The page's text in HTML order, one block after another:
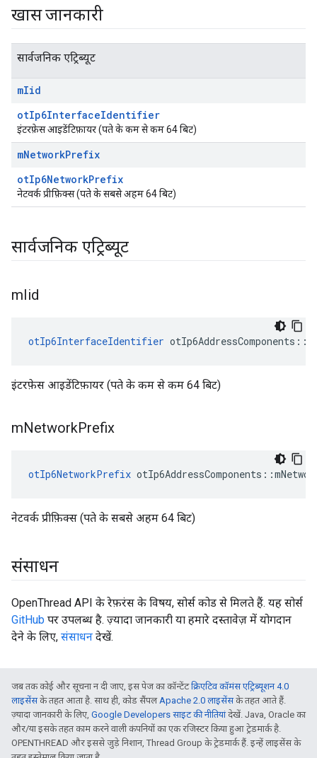
खास जानकारी
सार्वजनिक एट्रिब्यूट
mIid
otIp6InterfaceIdentifier
इंटरफ़ेस आइडेंटिफ़ायर (पते के कम से कम 64 बिट)
mNetworkPrefix
otIp6NetworkPrefix
नेटवर्क प्रीफ़िक्स (पते के सबसे अहम 64 बिट)
सार्वजनिक एट्रिब्यूट
mIid
otIp6InterfaceIdentifier otIp6AddressComponents ::
इंटरफ़ेस आइडेंटिफ़ायर (पते के कम से कम 64 बिट)
mNetworkPrefix
otIp6NetworkPrefix otIp6AddressComponents ::
नेटवर्क प्रीफ़िक्स (पते के सबसे अहम 64 बिट)
संसाधन
OpenThread API के रेफ़रंस के विषय, सोर्स कोड से मिलते हैं. यह सोर्स
GitHub पर उपलब्ध है. ज़्यादा जानकारी या हमारे दस्तावेज़ में योगदान
देने के लिए, संसाधन देखें.
जब तक कोई और सूचना न दी जाए, इस पेज का कॉन्टेंटक्रिएटिव कॉमंस एट्रिब्यूशन 4.0
लाइसेंसके तहत आता है. साथ ही, कोड सैंपलApache 2.0 लाइसेंसके तहत आते हैं.
ज़्यादा जानकारी के लिए, Google Developers साइट की नीतियांदेखें. Java, Oracle का
और/या इसके तहत काम करने वाली कंपनियों का एक रजिस्टर किया हुआ ट्रेडमार्क है.
OPENTHREAD और इससे जुड़े निशान, Thread Group के ट्रेडमार्क हैं. इन्हें लाइसेंस के